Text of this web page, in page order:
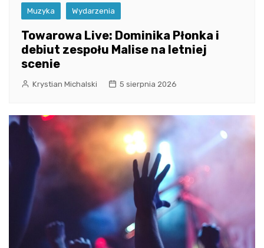
Muzyka Wydarzenia
Towarowa Live: Dominika Płonka i
debiut zespołu Malise na letniej
scenie
Krystian Michalski 5 sierpnia 2026